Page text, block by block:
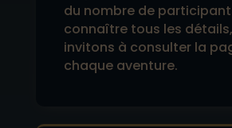
du nombre de
connaître tous les
invitons à consulter la
chaque aventure.